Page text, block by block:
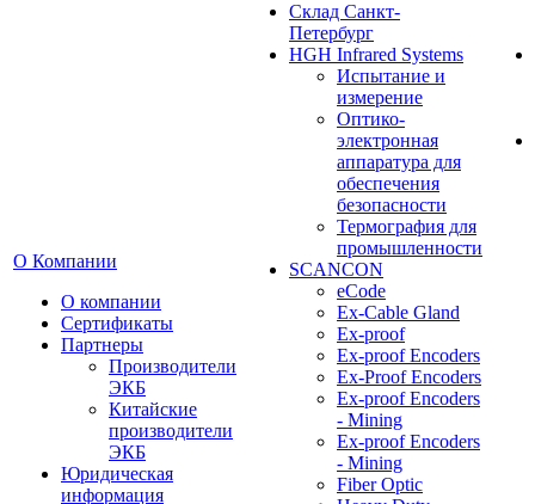
О Компании
О компании
Сертификаты
Партнеры
Производители
ЭКБ
Китайские
производители
ЭКБ
Юридическая
информация
Cклад Санкт-
Петербург
HGH Infrared Systems
Испытание и
измерение
Оптико-
электронная
аппаратура для
обеспечения
безопасности
Термография для
промышленности
SCANCON
eCode
Ex-Cable Gland
Ex-proof
Ex-proof Encoders
Ex-Proof Encoders
Ex-proof Encoders
- Mining
Ex-proof Encoders
- Mining
Fiber Optic